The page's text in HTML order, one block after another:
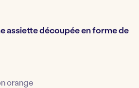
assiette découpée en forme de
orange